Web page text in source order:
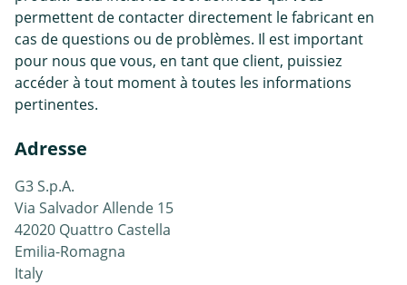
permettent de contacter directement le fabricant en
cas de questions ou de problèmes. Il est important
pour nous que vous, en tant que client, puissiez
accéder à tout moment à toutes les informations
pertinentes.
Adresse
G3 S.p.A.
Via Salvador Allende 15
42020 Quattro Castella
Emilia-Romagna
Italy